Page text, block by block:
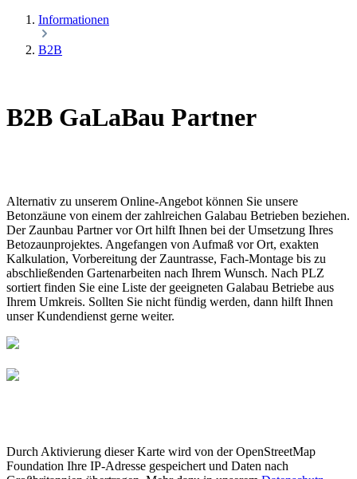
Informationen
B2B
B2B GaLaBau Partner
Alternativ zu unserem Online-Angebot können Sie unsere
Betonzäune von einem der zahlreichen Galabau Betrieben beziehen.
Der Zaunbau Partner vor Ort hilft Ihnen bei der Umsetzung Ihres
Betozaunprojektes. Angefangen von Aufmaß vor Ort, exakten
Kalkulation, Vorbereitung der Zauntrasse, Fach-Montage bis zu
abschließenden Gartenarbeiten nach Ihrem Wunsch. Nach PLZ
sortiert finden Sie eine Liste der geeigneten Galabau Betriebe aus
Ihrem Umkreis. Sollten Sie nicht fündig werden, dann hilft Ihnen
unser Kundendienst gerne weiter.
Durch Aktivierung dieser Karte wird von der OpenStreetMap
Foundation Ihre IP-Adresse gespeichert und Daten nach